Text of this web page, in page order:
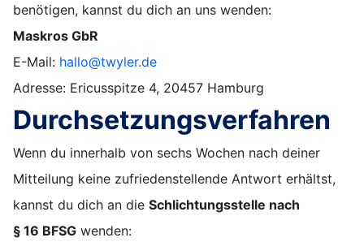
benötigen, kannst du dich an uns wenden:
Maskros GbR
E-Mail: hallo@twyler.de
Adresse: Ericusspitze 4, 20457 Hamburg
Durchsetzungsverfahren
Wenn du innerhalb von sechs Wochen nach deiner
Mitteilung keine zufriedenstellende Antwort erhältst,
kannst du dich an die Schlichtungsstelle nach
§ 16 BFSG wenden: